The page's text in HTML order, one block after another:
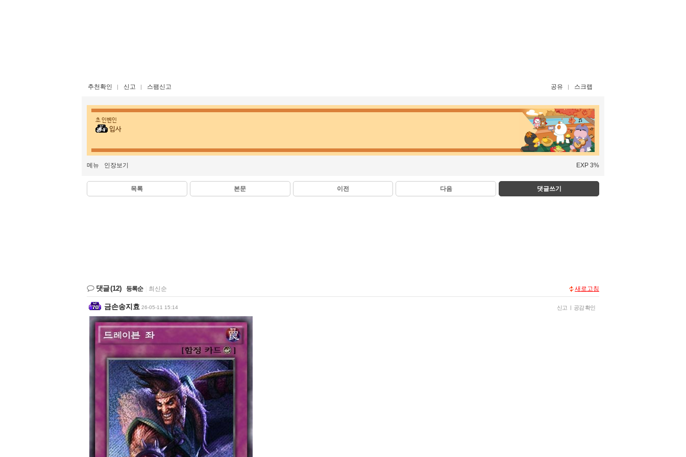
추천확인 신고 스팸신고 공유 스크랩
초 인벤인
입사
메뉴 인장보기 EXP 3%
목록 본문 이전 다음 댓글쓰기
댓글(12) 등록순 최신순 새로고침
금손송지효 26-05-11 15:14 신고 | 공감 확인